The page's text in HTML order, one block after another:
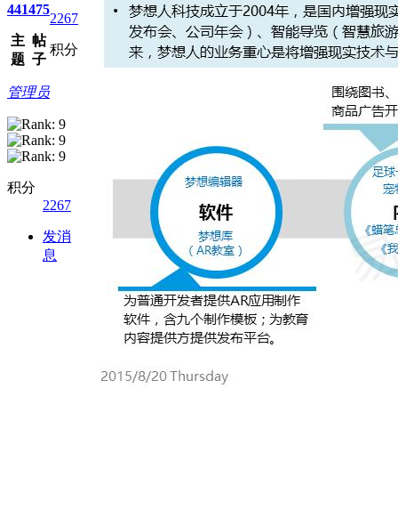
441
主
题
475
帖
子
2267
积分
管理员
积分
2267
发消
息